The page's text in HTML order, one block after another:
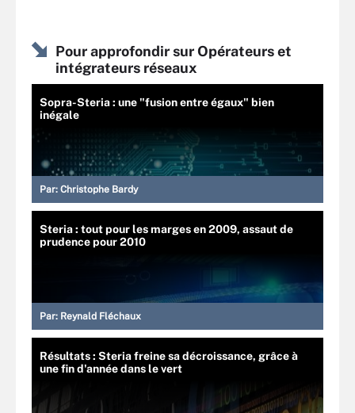
Pour approfondir sur Opérateurs et
intégrateurs réseaux
Sopra-Steria : une "fusion entre égaux" bien
inégale
Par: Christophe Bardy
Steria : tout pour les marges en 2009, assaut de
prudence pour 2010
Par: Reynald Fléchaux
Résultats : Steria freine sa décroissance, grâce à
une fin d'année dans le vert